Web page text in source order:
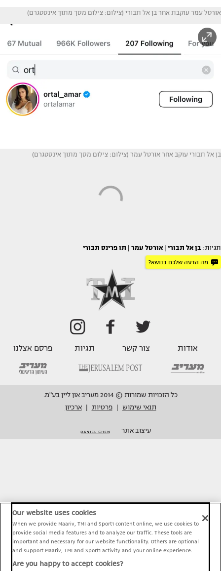
אורטל עמר עוקבת אחר בן אל תבורי (צילום: צילום מסך מתוך אינסטגרם)
בן אל תבורי עוקב אחר אורטל עמר (צילום: צילום מסך מתוך אינסטגרם)
תגיות: בן אל תבורי אורטל עמר תו פרינס תבורי
מה הדעה שלכם בנושא?
אודות צור קשר תגיות פרסם אצלנו
כל הזכויות שמורות © 2014 מעריב און ליין בע"מ.
תנאי שימוש
פרטיות ארכיון
עיצוב אתר
Our website uses cookies
When we provide Maariv, TMI and Sport1 content online, we use cookies to
provide social media features and to analyze our traffic. These tools are
important and necessary for our website functionality. Others are optional
and support Maariv, TMI and Sport1 activity and your online experience.
Are you happy to accept cookies?